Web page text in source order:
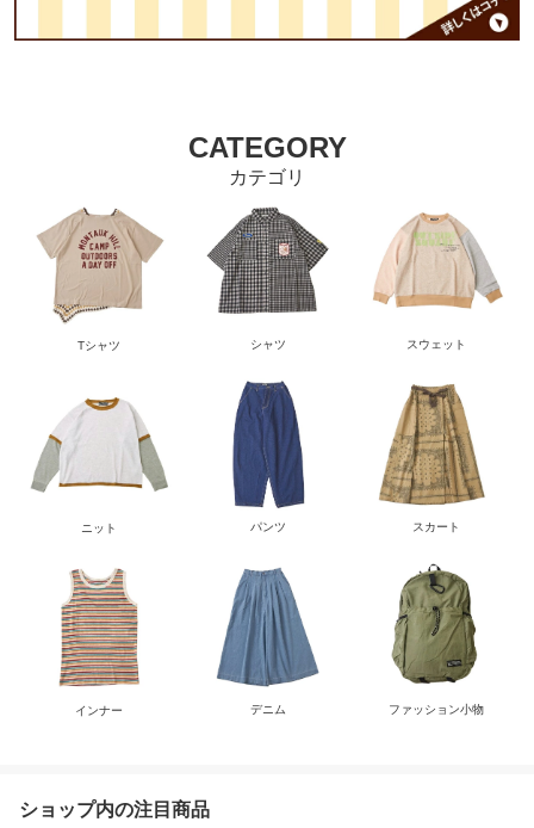
CATEGORY
カテゴリ
Tシャツ シャツ スウェット
ニット パンツ スカート
インナー デニム ファッション小物
ショップ内の注目商品